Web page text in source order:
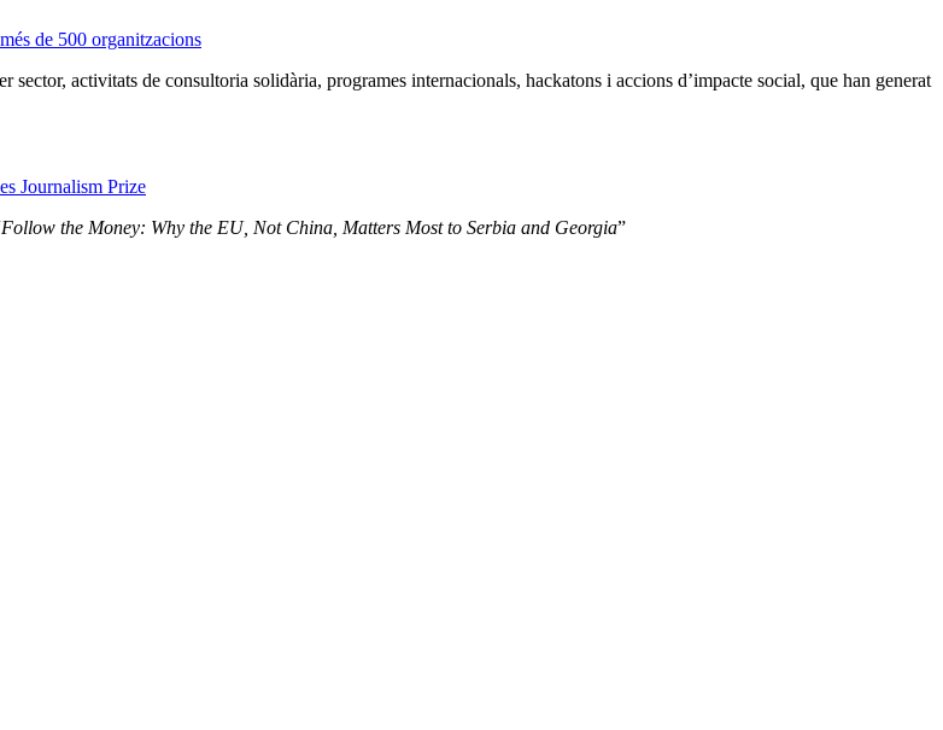
de 500 organitzacions
activitats de consultoria solidària, programes internacionals, hackatons i accions d’impacte social, que han generat
Journalism Prize
Follow the Money: Why the EU, Not China, Matters Most to Serbia and Georgia”